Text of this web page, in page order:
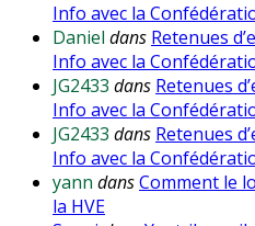
Info avec la
Daniel dans Retenues
Info avec la
JG2433 dans Retenues
Info avec la
JG2433 dans Retenues
Info avec la
yann dansComment le
la HVE